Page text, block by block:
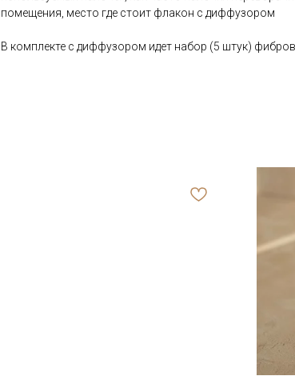
помещения, место где стоит флакон с диффузором
В комплекте с диффузором идет набор (5 штук)